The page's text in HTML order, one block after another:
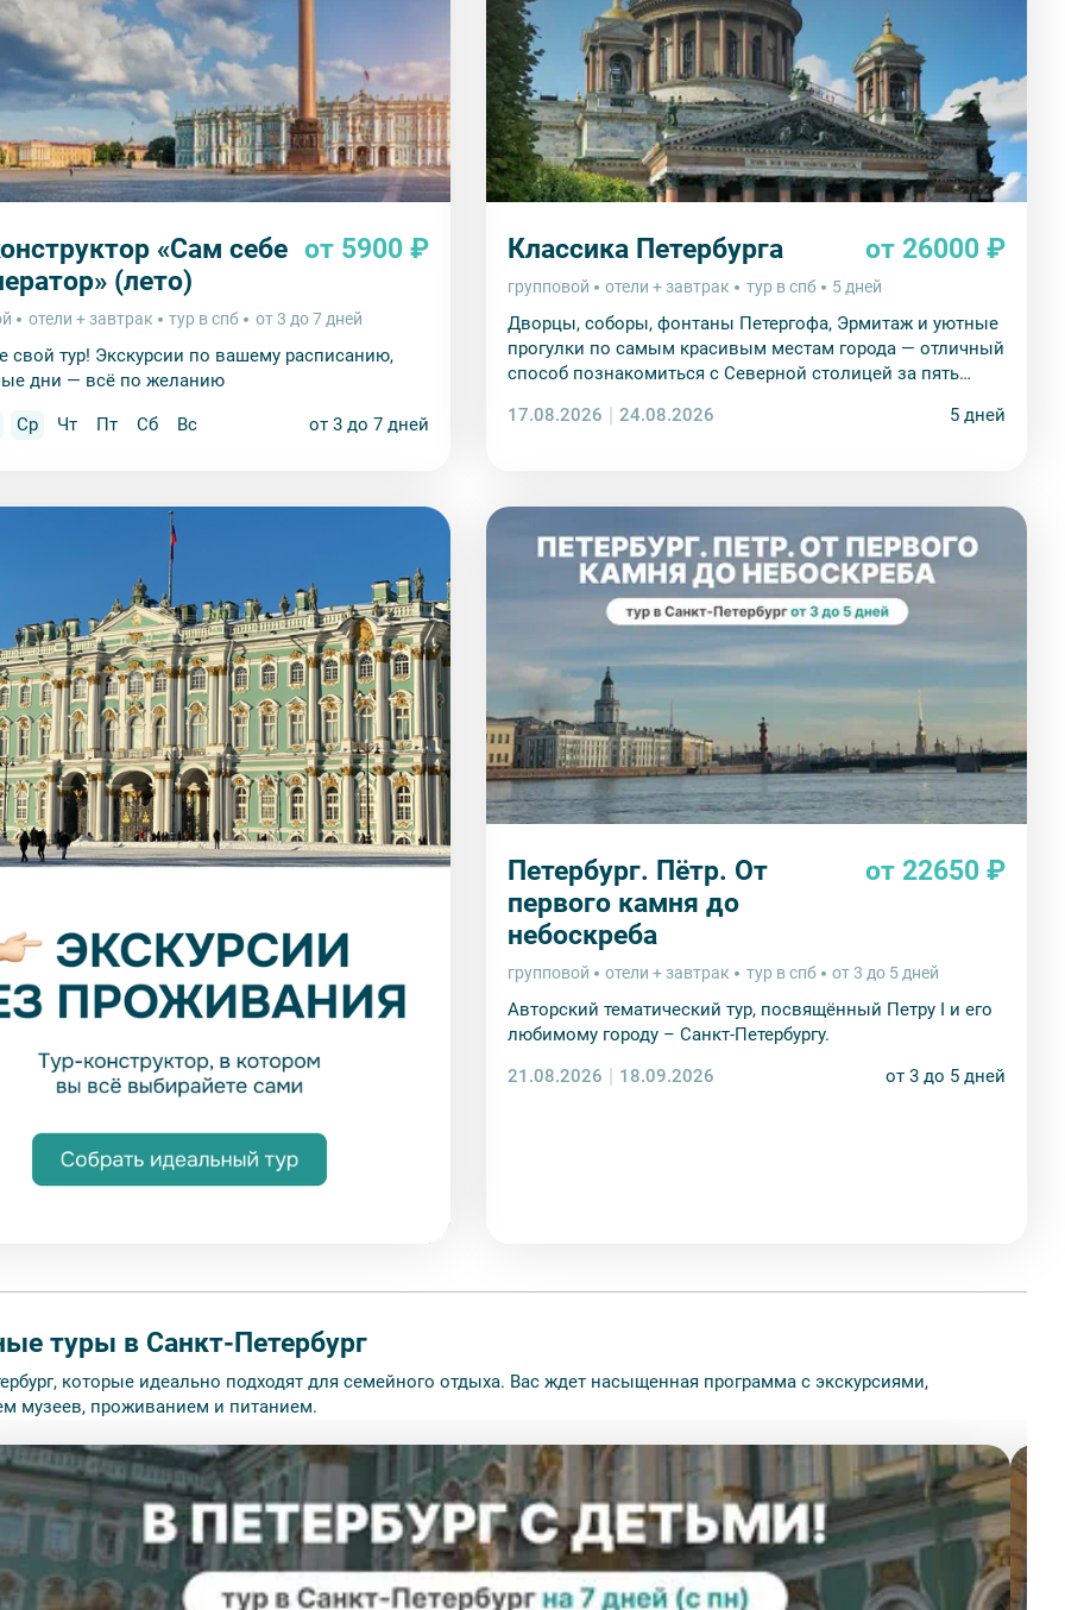
«Сам себе
(лето)
от 5900 ₽
отели + завтрак тур в спб от 3 до 7 дней
свой тур! Экскурсии по вашему расписанию,
дни — всё по желанию
Ср Чт Пт Сб Вс от 3 до 7 дней
Классика Петербурга от 26000 ₽
групповой отели + завтрак тур в спб 5 дней
Дворцы, соборы, фонтаны Петергофа, Эрмитаж и уютные
прогулки по самым красивым местам города — отличный
способ познакомиться с Северной столицей за пять
17.08.2026 24.08.2026 5 дней
Петербург. Пётр. От
первого камня до
небоскреба
от 22650 ₽
групповой отели + завтрак тур в спб от 3 до 5 дней
Авторский тематический тур, посвящённый Петру I и его
любимому городу – Санкт-Петербургу.
21.08.2026
18.09.2026 от 3 до 5 дней
туры в Санкт-Петербург
которые идеально подходят для семейного отдыха. Вас ждет насыщенная программа с экскурсиями,
музеев, проживанием и питанием.